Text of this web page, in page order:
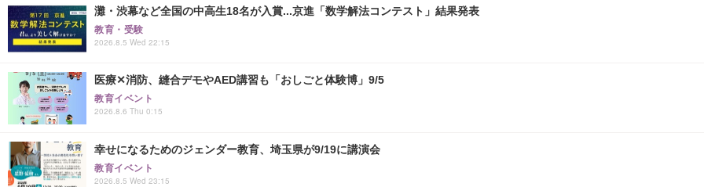
灘・渋幕など全国の中高生18名が入賞...京進「数学解法コンテスト」結果発表
教育・受験
2026.8.5 Wed 22:15
医療✕消防、縫合デモやAED講習も「おしごと体験博」9/5
教育イベント
2026.8.6 Thu 0:15
幸せになるためのジェンダー教育、埼玉県が9/19に講演会
教育イベント
2026.8.5 Wed 23:15